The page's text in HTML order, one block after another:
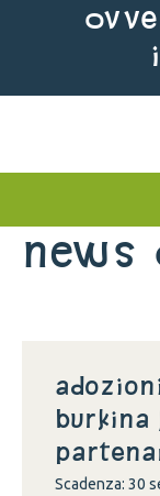
News
Burkina
Scadenza: 30